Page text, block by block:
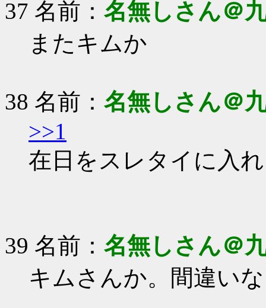
37 名前： 名無しさん＠
またキムか
38 名前： 名無しさん＠
>>1
在日をスレタイに入
39 名前： 名無しさん＠
キムさんか。間違い